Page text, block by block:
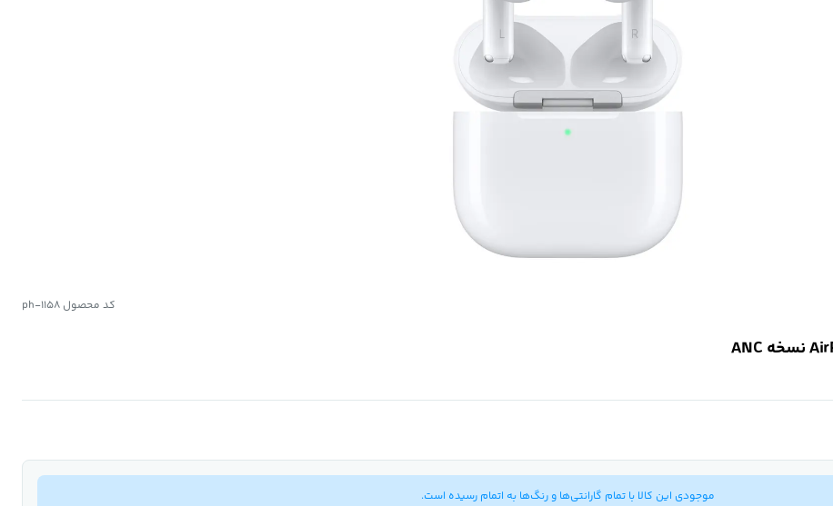
کد محصول ph-1158
موجودی این کالا با تمام گارانتی‌ها و رنگ‌ها به اتمام رسیده است.